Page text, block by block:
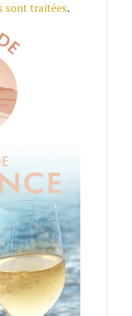
sont traitées.